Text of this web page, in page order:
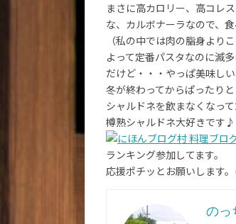
まさに高カロリー、高コレ
な、カルボナーラなので、
（私の中では肉の脂身よりこ
よって定番パスタなのに滅
だけど・・・やっぱ美味し
冬が終わってからぱったりと
シャルドネを飲まなくなっ
樽熟シャルドネ大好きです♪
ランキング参加してます。
応援ポチッとお願いします
のっ